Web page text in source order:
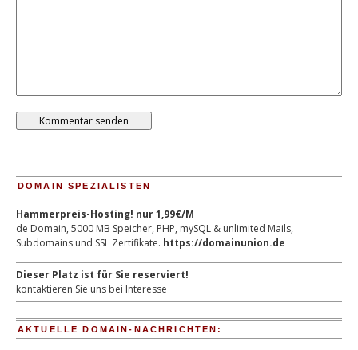
DOMAIN SPEZIALISTEN
Hammerpreis-Hosting! nur 1,99€/M
de Domain, 5000 MB Speicher, PHP, mySQL & unlimited Mails,
Subdomains und SSL Zertifikate. https://domainunion.de
Dieser Platz ist für Sie reserviert!
kontaktieren Sie uns bei Interesse
AKTUELLE DOMAIN-NACHRICHTEN: